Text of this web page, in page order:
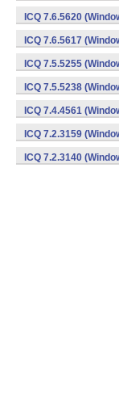
ICQ 7.6.5620
ICQ 7.6.5617
ICQ 7.5.5255
ICQ 7.5.5238
ICQ 7.4.4561
ICQ 7.2.3159
ICQ 7.2.3140